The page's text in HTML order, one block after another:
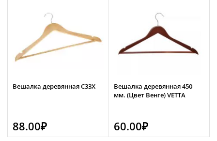
Вешалка деревянная C33Х
88.00₽
Вешалка деревянная 450
мм. (Цвет Венге) VETTA
60.00₽